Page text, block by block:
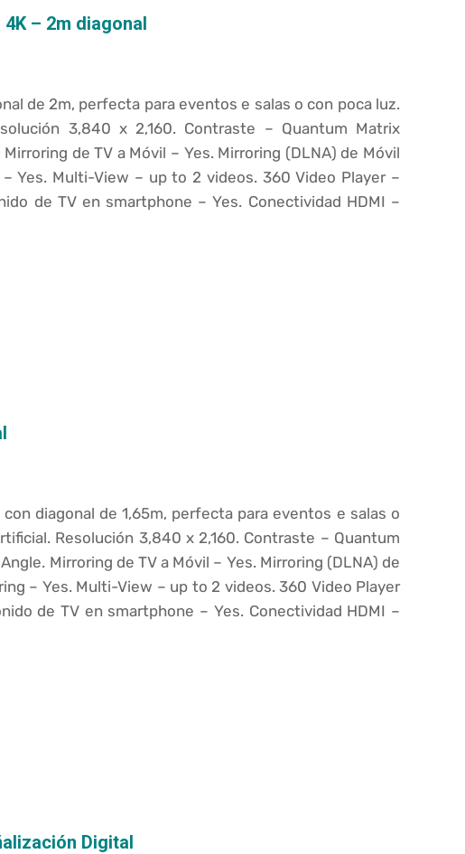
– 2m diagonal
de 2m, perfecta para eventos e salas o con poca luz.
3,840 x 2,160. Contraste – Quantum Matrix
Mirroring de TV a Móvil – Yes. Mirroring (DLNA) de Móvil
–Yes. Multi-View – up to 2 videos. 360 Video Player –
de TV en smartphone –Yes. Conectividad HDMI –
diagonal de 1,65m, perfecta para eventos e salas o
Resolución 3,840 x 2,160. Contraste – Quantum
Mirroring de TV a Móvil – Yes. Mirroring (DLNA) de
– Yes. Multi-View – up to 2 videos.360 Video Player
de TV en smartphone – Yes. Conectividad HDMI –
Digital